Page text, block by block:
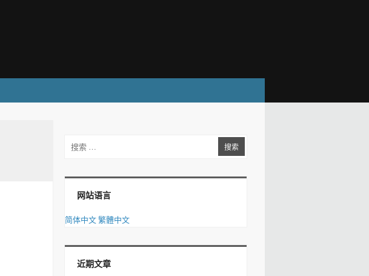
搜索
网站语言
简体中文繁體中文
近期文章